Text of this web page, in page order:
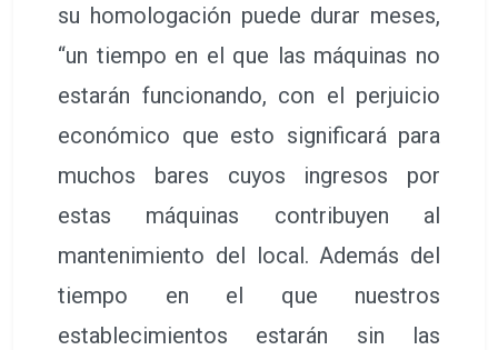
su homologación puede durar meses,
“un tiempo en el que las máquinas no
estarán funcionando, con el perjuicio
económico que esto significará para
muchos bares cuyos ingresos por
estas máquinas contribuyen al
mantenimiento del local. Además del
tiempo en el que nuestros
establecimientos estarán sin las